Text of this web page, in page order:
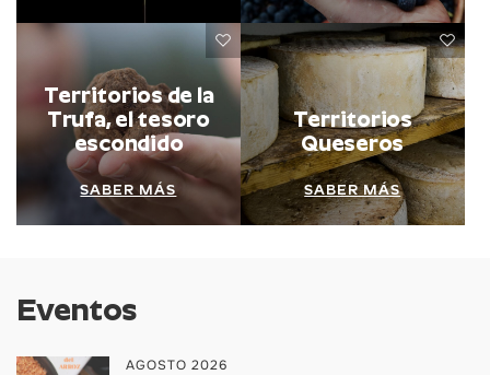
Territorios de la
Trufa, el tesoro
escondido
SABER MÁS
Territorios
Queseros
SABER MÁS
Eventos
AGOSTO 2026